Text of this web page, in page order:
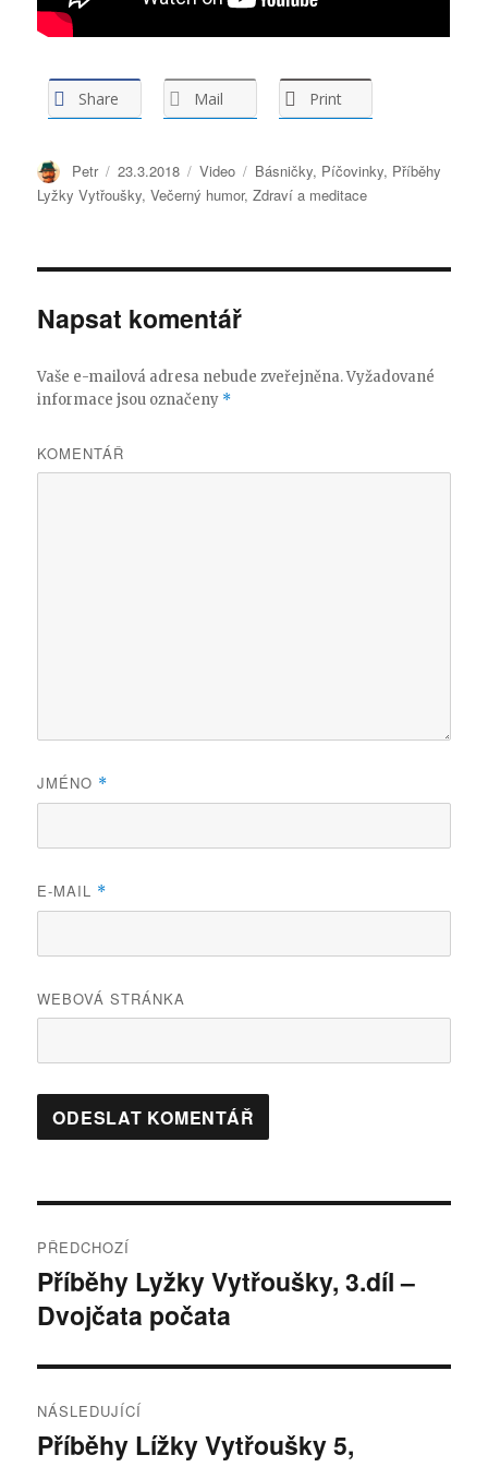
Share Mail Print
Autor:
Petr Publikováno:
23.3.2018 Formát:
Video Rubriky:
Básničky, Píčovinky, Příběhy
Lyžky Vytřoušky,Večerný humor,Zdraví a meditace
Napsat komentář
Vaše e-mailová adresa nebude zveřejněna.Vyžadované
informace jsou označeny *
KOMENTÁŘ
JMÉNO *
E-MAIL *
WEBOVÁ STRÁNKA
pro
příspěvek
PŘEDCHOZÍ
Předchozí
příspěvek:
Příběhy Lyžky Vytřoušky, 3.díl –
Dvojčata počata
NÁSLEDUJÍCÍ
Následující
Příběhy Lížky Vytřoušky 5,